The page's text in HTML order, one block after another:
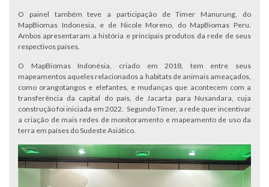
O painel também teve a participação de Timer Manurung, do
MapBiomas Indonesia, e de Nicole Moreno, do MapBiomas Peru.
Ambos apresentaram a história e principais produtos da rede de seus
respectivos países.
O MapBiomas Indonésia, criado em 2018, tem entre seus
mapeamentos aqueles relacionados a habitats de animais ameaçados,
como orangotangos e elefantes, e mudanças que acontecem com a
transferência da capital do país, de Jacarta para Nusandara, cuja
construção foi iniciada em 2022. Segundo Timer, a rede quer incentivar
a criação de mais redes de monitoramento e mapeamento de uso da
terra em países do Sudeste Asiático.